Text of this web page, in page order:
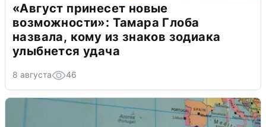
«Август принесет новые
возможности»: Тамара Глоба
назвала, кому из знаков зодиака
улыбнется удача
8 августа 46